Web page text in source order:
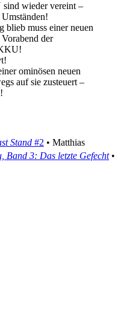
wieder vereint –
blieb muss einer neuen
der
ominösen neuen
auf sie zusteuert –
Stand #2 • Matthias
Band 3: Das letzte Gefecht•